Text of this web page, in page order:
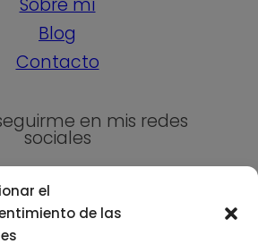
el
de las
Sobre mí
Blog
Contacto
en mis redes
sociales